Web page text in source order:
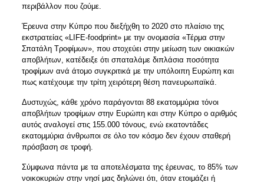
περιβάλλον που ζούμε.
Έρευνα στην Κύπρο που διεξήχθη το 2020 στο πλαίσιο της
εκστρατείας «LIFE-foodprint» με την ονομασία «Τέρμα στην
Σπατάλη Τροφίμων», που στοχεύει στην μείωση των οικιακών
αποβλήτων, κατέδειξε ότι σπαταλάμε διπλάσια ποσότητα
τροφίμων ανά άτομο συγκριτικά με την υπόλοιπη Ευρώπη και
πως κατέχουμε την τρίτη χειρότερη θέση πανευρωπαϊκά.
Δυστυχώς, κάθε χρόνο παράγονται 88 εκατομμύρια τόνοι
αποβλήτων τροφίμων στην Ευρώπη και στην Κύπρο ο αριθμός
αυτός αναλογεί στις 155.000 τόνους, ενώ εκατοντάδες
εκατομμύρια άνθρωποι σε όλο τον κόσμο δεν έχουν σταθερή
πρόσβαση σε τροφή.
Σύμφωνα πάντα με τα αποτελέσματα της έρευνας, το 85% των
νοικοκυριών στην νησί μας δηλώνει ότι, όταν ετοιμάζει ή